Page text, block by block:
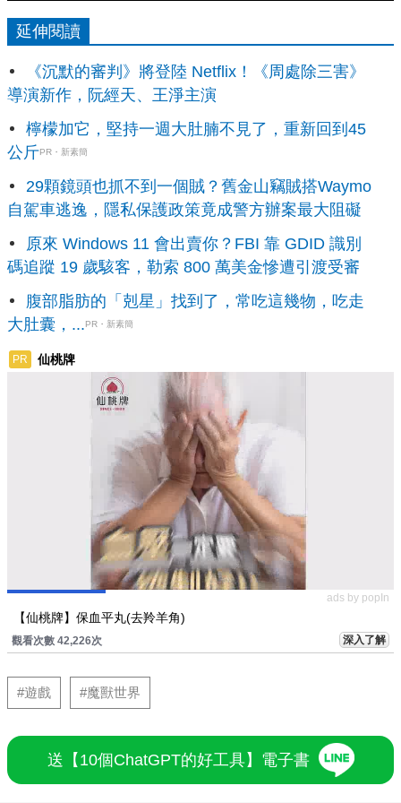
延伸閱讀
《沉默的審判》將登陸 Netflix！《周處除三害》
導演新作，阮經天、王淨主演
檸檬加它，堅持一週大肚腩不見了，重新回到45
公斤PR・新素簡
29顆鏡頭也抓不到一個賊？舊金山竊賊搭Waymo
自駕車逃逸，隱私保護政策竟成警方辦案最大阻礙
原來 Windows 11 會出賣你？FBI 靠 GDID 識別
碼追蹤 19 歲駭客，勒索 800 萬美金慘遭引渡受審
腹部脂肪的「剋星」找到了，常吃這幾物，吃走
大肚囊，...PR・新素簡
PR 仙桃牌
ads by popIn
【仙桃牌】保血平丸(去羚羊角)
觀看次數 42,226次 深入了解
#遊戲 #魔獸世界
送【10個ChatGPT的好工具】電子書